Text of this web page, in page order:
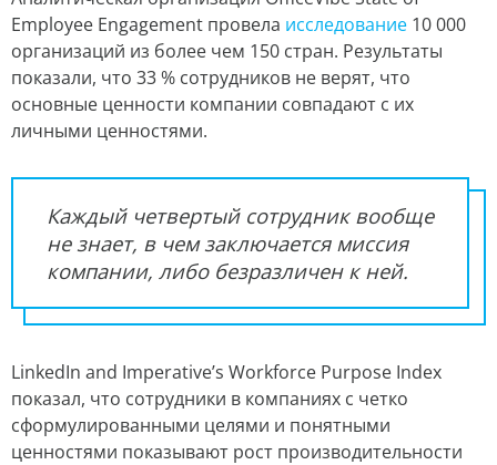
Employee Engagement провела исследование 10 000
организаций из более чем 150 стран. Результаты
показали, что 33 % сотрудников не верят, что
основные ценности компании совпадают с их
личными ценностями.
Каждый четвертый сотрудник вообще
не знает, в чем заключается миссия
компании, либо безразличен к ней.
LinkedIn and Imperative’s Workforce Purpose Index
показал, что сотрудники в компаниях с четко
сформулированными целями и понятными
ценностями показывают рост производительности